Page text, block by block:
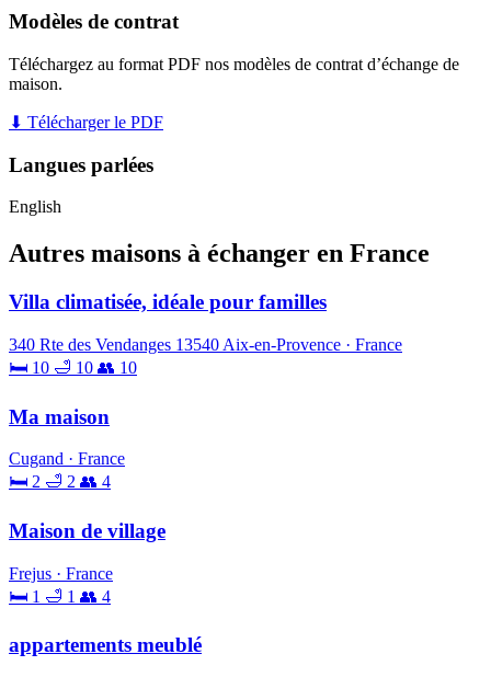
Modèles de contrat
Téléchargez au format PDF nos modèles de contrat d’échange de
maison.
⬇ Télécharger le PDF
Langues parlées
English
Autres maisons à échanger en France
Villa climatisée, idéale pour familles
340 Rte des Vendanges 13540 Aix-en-Provence · France
🛏 10 🛁 10 👥 10
Ma maison
Cugand · France
🛏 2 🛁 2 👥 4
Maison de village
Frejus · France
🛏 1 🛁 1 👥 4
appartements meublé